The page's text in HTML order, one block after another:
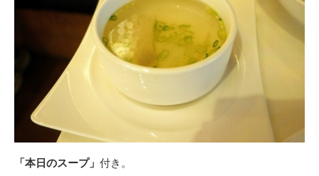
「本日のスープ」 付き。